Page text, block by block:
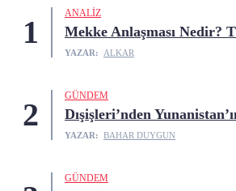
1
ANALIZ
Mekke Anlaşması Nedir?
YAZAR: ALKAR
2
GÜNDEM
Dışişleri’nden
YAZAR: BAHAR DUYGUN
GÜNDEM